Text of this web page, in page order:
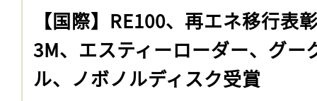
【国際】RE100、再エネ移行表
3M、エスティーローダー、グー
ル、ノボノルディスク受賞